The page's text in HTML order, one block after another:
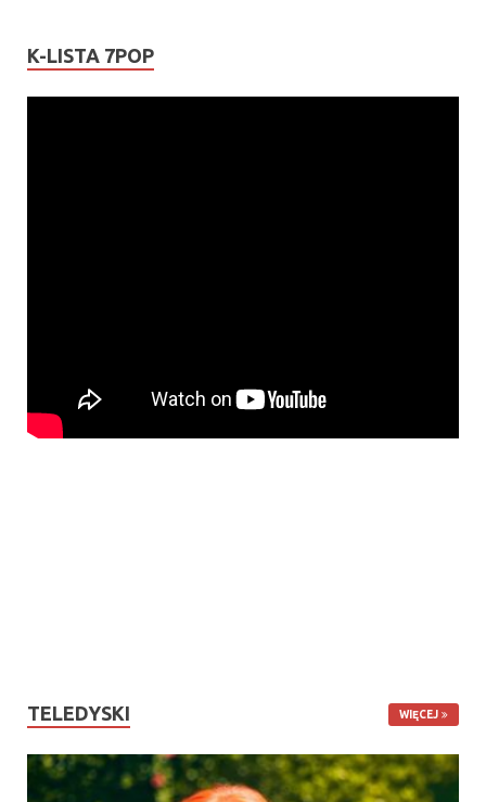
K-LISTA 7POP
TELEDYSKI WIĘCEJ